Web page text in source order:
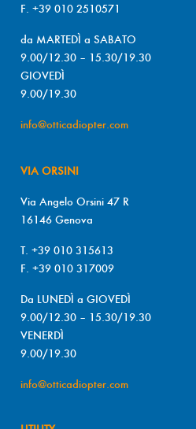
F. +39 010 2510571
da MARTEDÌ a SABATO
9.00/12.30 – 15.30/19.30
GIOVEDÌ
9.00/19.30
info@otticadiopter.com
VIA ORSINI
Via Angelo Orsini 47 R
16146 Genova
T. +39 010 315613
F. +39 010 317009
Da LUNEDÌ a GIOVEDÌ
9.00/12.30 – 15.30/19.30
VENERDÌ
9.00/19.30
info@otticadiopter.com